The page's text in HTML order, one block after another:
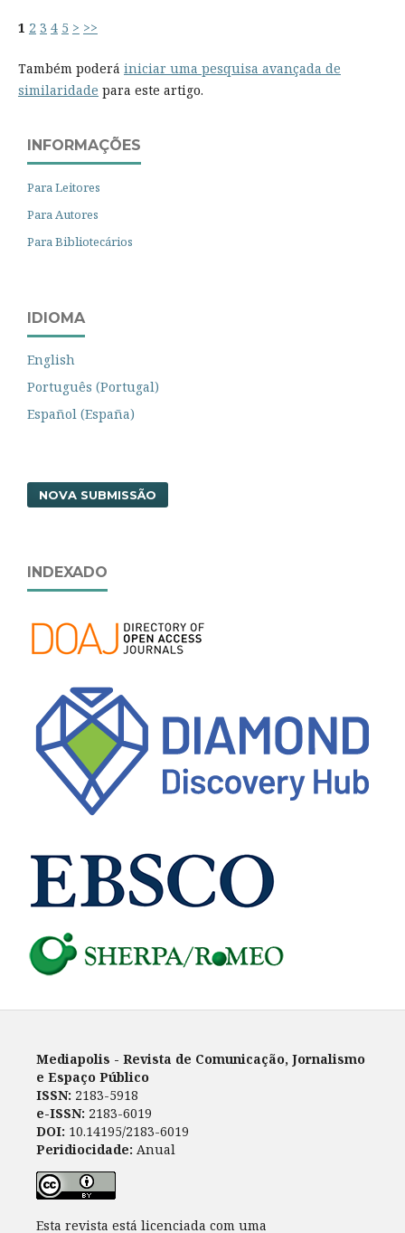
1 2 3 4 5 > >>
Também poderá iniciar uma pesquisa avançada de
similaridade para este artigo.
INFORMAÇÕES
Para Leitores
Para Autores
Para Bibliotecários
IDIOMA
English
Português (Portugal)
Español (España)
NOVA SUBMISSÃO
INDEXADO
Mediapolis - Revista de Comunicação, Jornalismo
e Espaço Público
ISSN: 2183-5918
e-ISSN: 2183-6019
DOI: 10.14195/2183-6019
Peridiocidade: Anual
Esta revista está licenciada com uma